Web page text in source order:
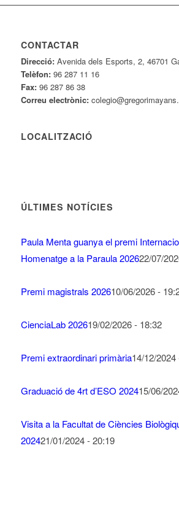
CONTACTAR
Direcció:Avenida dels Esports, 2, 46701
Telèfon:96 287 11 16
Fax:96 287 86 38
Correu electrònic:
LOCALITZACIÓ
ÚLTIMES NOTÍCIES
Paula Menta guanya el premi
Homenatge a la Paraula 202622/07/
Premi magistrals 202610/06/2026 -
CienciaLab 202619/02/2026 - 18:32
Premi extraordinari primària14/12/2024
Graduació de 4rt d’ESO 202415/06/
Visita a la Facultat de Ciències
202421/01/2024 - 20:19